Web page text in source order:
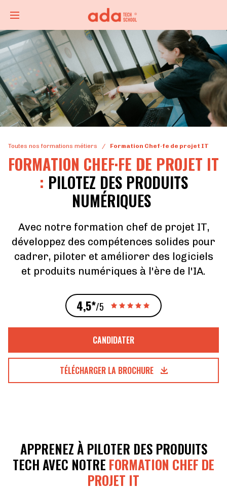
Toutes nos formations métiers / Formation Chef·fe de projet IT
FORMATION CHEF·FE DE PROJET IT
: PILOTEZ DES PRODUITS
NUMÉRIQUES
Avec notre formation chef de projet IT,
développez des compétences solides pour
cadrer, piloter et améliorer des logiciels
et produits numériques à l'ère de l'IA.
4,5*/5
CANDIDATER
TÉLÉCHARGER LA BROCHURE
APPRENEZ À PILOTER DES PRODUITS
TECH AVEC NOTRE FORMATION CHEF DE
PROJET IT